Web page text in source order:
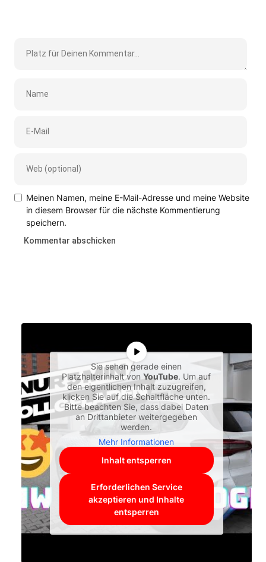
Meinen Namen, meine E-Mail-Adresse und meine Website
in diesem Browser für die nächste Kommentierung
speichern.
Sie sehen gerade einen
Platzhalterinhalt vonYouTube. Um auf
den eigentlichen Inhalt zuzugreifen,
klicken Sie auf die Schaltfläche unten.
Bitte beachten Sie, dass dabei Daten
an Drittanbieter weitergegeben
werden.
Mehr Informationen
Inhalt entsperren
Erforderlichen Service
akzeptieren und Inhalte
entsperren